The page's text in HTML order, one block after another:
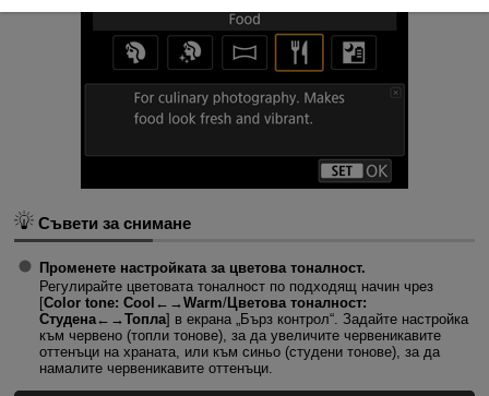
Съвети за снимане
Променете настройката за цветова тоналност.
Регулирайте цветовата тоналност по подходящ начин чрез
[Color tone: Cool←→Warm/Цветова тоналност:
Студена←→Топла] в екрана „Бърз контрол“. Задайте настройка
към червено (топли тонове), за да увеличите червеникавите
оттенъци на храната, или към синьо (студени тонове), за да
намалите червеникавите оттенъци.